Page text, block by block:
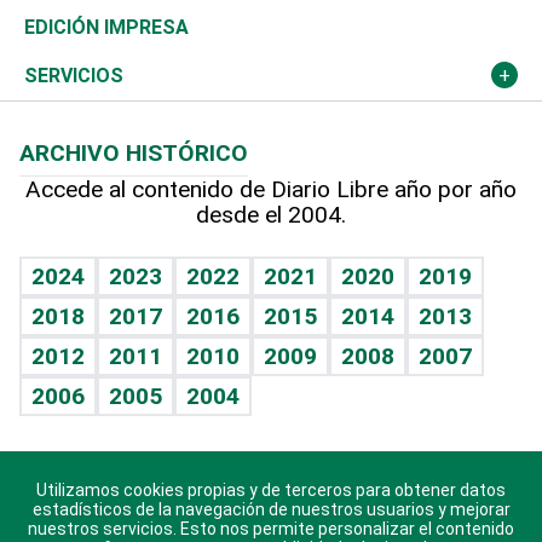
Caribe
Resto del mundo
Global y variable
Economía personal
Novedades
Podcast Arte Libre
Hablando con el pediatra
Vida y familia
Eñe
Celebrando la vida
Sin complejos
En pocas palabras
Escuchando al corazón
Olimpismo
Más deportes
Línea de hit
TBT Deportivo
Noticiero Poteleche
Columnistas
Más firmas
Martes de tecnología
Cambio climático
Deportes
Opinión
Hecho en casa
Guía del dinero
EDICIÓN IMPRESA
SERVICIOS
Cumpleaños
Horóscopos
Juegos
ARCHIVO HISTÓRICO
Accede al contenido de Diario Libre año por año
desde el 2004.
2024 2023 2022 2021 2020
2019
2018
2017 2016 2015 2014
2013
2012
2011 2010 2009 2008
2007
2006
2005 2004
Descarga nuestras aplicaciones para Android, iOS y
sistema Huawei.
Utilizamos cookies propias y de terceros para obtener datos
estadísticos de la navegación de nuestros usuarios y mejorar
nuestros servicios. Esto nos permite personalizar el contenido